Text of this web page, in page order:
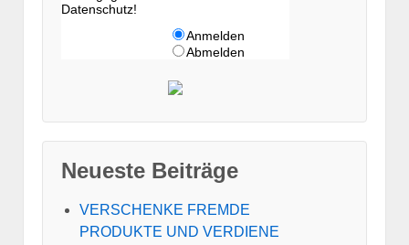
Datenschutz!
Anmelden
Abmelden
Neueste Beiträge
VERSCHENKE FREMDE
PRODUKTE UND VERDIENE